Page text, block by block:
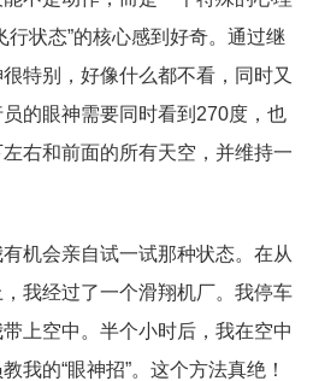
行状态”的核心感到好奇。通过继
特别，好像什么都不看，同时又
的眼神需要同时看到270度，也
右和前面的所有天空，并维持一
机会亲自试一试那种状态。在从
我经过了一个滑翔机厂。我停车
上空中。半个小时后，我在空中
我的“眼神招”。这个方法真绝！